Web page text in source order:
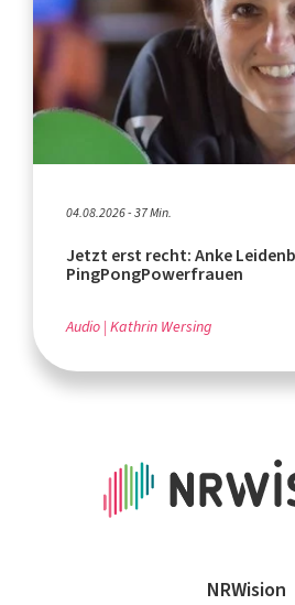
04.08.2026 - 37 Min.
Jetzt erst recht: Anke
PingPongPowerfrauen
Audio Kathrin Wersing
NRWision